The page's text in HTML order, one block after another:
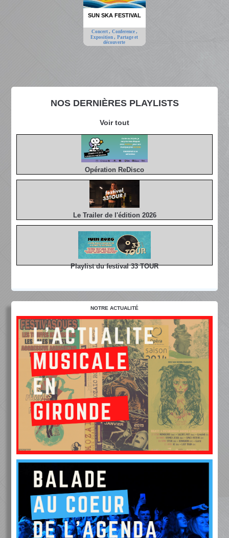
NOS DERNIÈRES PLAYLISTS
Voir tout
Opération ReDisco
Le Trailer de l'édition 2026
Playlist du festival 33 TOUR
SUN SKA FESTIVAL
Concert , Conference ,
Exposition,Partage et
découverte
NOTRE ACTUALITÉ